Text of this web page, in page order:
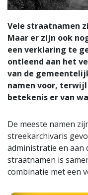
Vele straatnamen
Maar er zijn ook
een verklaring te
ontleend aan het
van de
namen voor,
betekenis er van
De meeste namen
streekarchivaris
administratie en aan
straatnamen is
combinatie met een